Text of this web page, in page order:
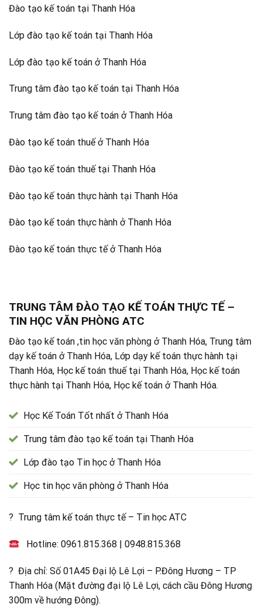
Đào tạo kế toán tại Thanh Hóa
Lớp đào tạo kế toán tại Thanh Hóa
Lớp đào tạo kế toán ở Thanh Hóa
Trung tâm đào tạo kế toán tại Thanh Hóa
Trung tâm đào tạo kế toán ở Thanh Hóa
Đào tạo kế toán thuế ở Thanh Hóa
Đào tạo kế toán thuế tại Thanh Hóa
Đào tạo kế toán thực hành tại Thanh Hóa
Đào tạo kế toán thực hành ở Thanh Hóa
Đào tạo kế toán thực tế ở Thanh Hóa
TRUNG TÂM ĐÀO TẠO KẾ TOÁN THỰC TẾ –
TIN HỌC VĂN PHÒNG ATC
Đào tạo kế toán ,tin học văn phòng ở Thanh Hóa, Trung tâm
dạy kế toán ở Thanh Hóa, Lớp dạy kế toán thực hành tại
Thanh Hóa, Học kế toán thuế tại Thanh Hóa, Học kế toán
thực hành tại Thanh Hóa, Học kế toán ở Thanh Hóa.
Học Kế Toán Tốt nhất ở Thanh Hóa
Trung tâm đào tạo kế toán tại Thanh Hóa
Lớp đào tạo Tin học ở Thanh Hóa
Học tin học văn phòng ở Thanh Hóa
? Trung tâm kế toán thực tế – Tin học ATC
Hotline:0961.815.368 |0948.815.368
? Địa chỉ: Số 01A45 Đại lộ Lê Lợi – P.Đông Hương – TP
Thanh Hóa (Mặt đường đại lộ Lê Lợi, cách cầu Đông Hương
300m về hướng Đông).